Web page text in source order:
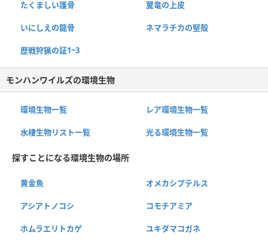
たくましい護骨 翼竜の上皮
いにしえの龍骨 ネマラチカの堅殻
歴戦狩猟の証1~3
モンハンワイルズの環境生物
環境生物一覧 レア環境生物一覧
水棲生物リスト一覧 光る環境生物一覧
探すことになる環境生物の場所
黄金魚 オメカシプテルス
アシアトノコシ コモチアミア
ホムラエリトカゲ ユキダマコガネ